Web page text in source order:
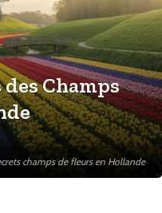
champs de fleurs en Hollande
des Champs